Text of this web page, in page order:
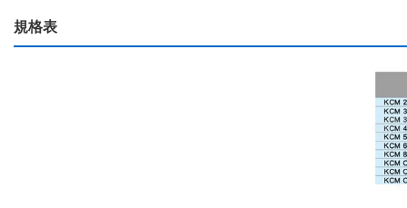
規格表